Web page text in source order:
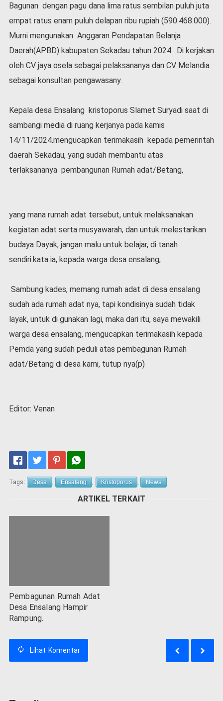
Bagunan dengan pagu dana lima ratus sembilan puluh juta
empat ratus enam puluh delapan ribu rupiah (590.468.000).
Murni mengunakan Anggaran Pendapatan Belanja
Daerah(APBD) kabupaten Sekadau tahun 2024 . Di kerjakan
oleh CV jaya osela sebagai pelaksananya dan CV Melandia
sebagai konsultan pengawasany.
Kepala desa Ensalang kristoporus Slamet Suryadi saat di
sambangi media di ruang kerjanya pada kamis
14/11/2024.mengucapkan terimakasih kepada pemerintah
daerah Sekadau, yang sudah membantu atas
terlaksananya pembangunan Rumah adat/Betang,
yang mana rumah adat tersebut, untuk melaksanakan
kegiatan adat serta musyawarah, dan untuk melestarikan
budaya Dayak, jangan malu untuk belajar, di tanah
sendiri.kata ia, kepada warga desa ensalang,
Sambung kades, memang rumah adat di desa ensalang
sudah ada rumah adat nya, tapi kondisinya sudah tidak
layak, untuk di gunakan lagi, maka dari itu, saya mewakili
warga desa ensalang, mengucapkan terimakasih kepada
Pemda yang sudah peduli atas pembagunan Rumah
adat/Betang di desa kami, tutup nya(p)
Editor: Venan
Tags: Desa Ensalang Kristoporus News
ARTIKEL TERKAIT
Pembagunan Rumah Adat
Desa Ensalang Hampir
Rampung.
Lihat Komentar